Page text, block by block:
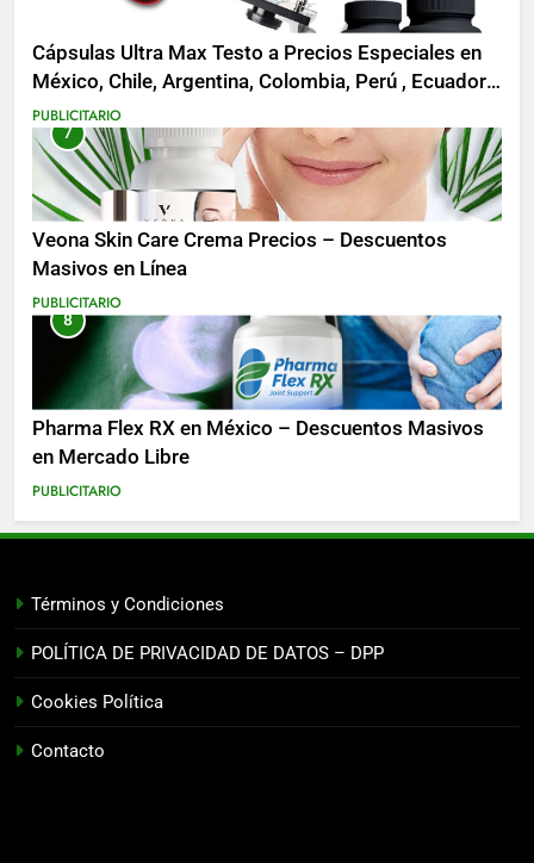
Cápsulas Ultra Max Testo a Precios Especiales en
México, Chile, Argentina, Colombia, Perú , Ecuador,
Costa Rica y Más
PUBLICITARIO
7
Veona Skin Care Crema Precios – Descuentos
Masivos en Línea
PUBLICITARIO
8
Pharma Flex RX en México – Descuentos Masivos
en Mercado Libre
PUBLICITARIO
Términos y Condiciones
POLÍTICA DE PRIVACIDAD DE DATOS – DPP
Cookies Política
Contacto